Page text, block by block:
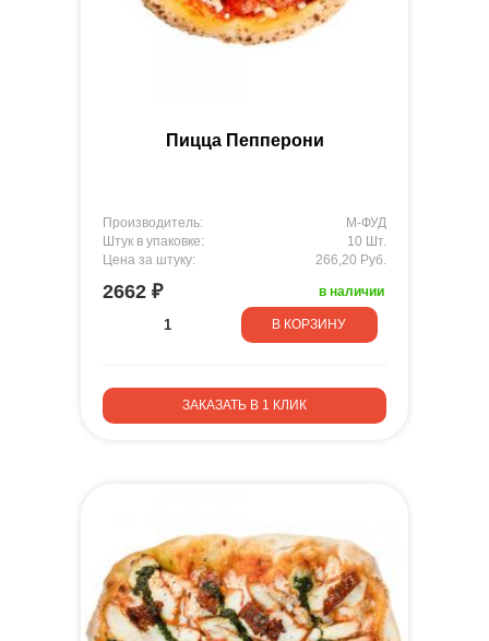
Пицца Пепперони
Производитель:
М-ФУД
Штук в упаковке:
10 Шт.
Цена за штуку:
266,20 Руб.
2662 ₽ в наличии
В КОРЗИНУ
ЗАКАЗАТЬ В 1 КЛИК